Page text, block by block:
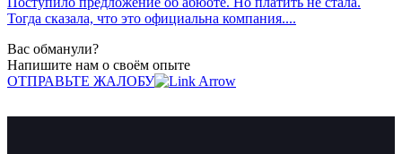
Тогда сказала, что это официальна компания....
Вас обманули?
Напишите нам о своём опыте
ОТПРАВЬТЕ ЖАЛОБУ